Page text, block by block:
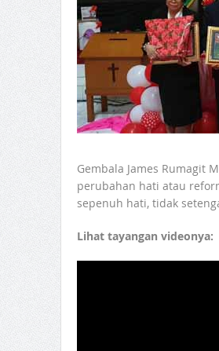
Gembala James Rumagit
perubahan hati atau
sepenuh hati, tidak
Lihat tayangan videonya: